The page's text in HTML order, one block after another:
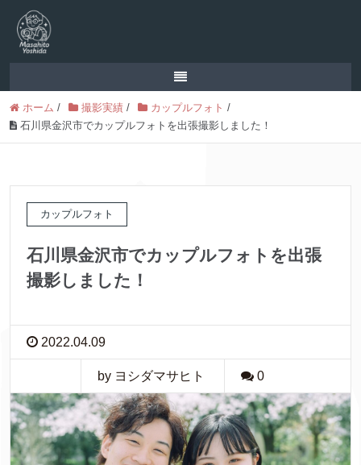
ホーム / 撮影実績 / カップルフォト /
石川県金沢市でカップルフォトを出張撮影しました！
カップルフォト
石川県金沢市でカップルフォトを出張
撮影しました！
2022.04.09
by ヨシダマサヒト 0